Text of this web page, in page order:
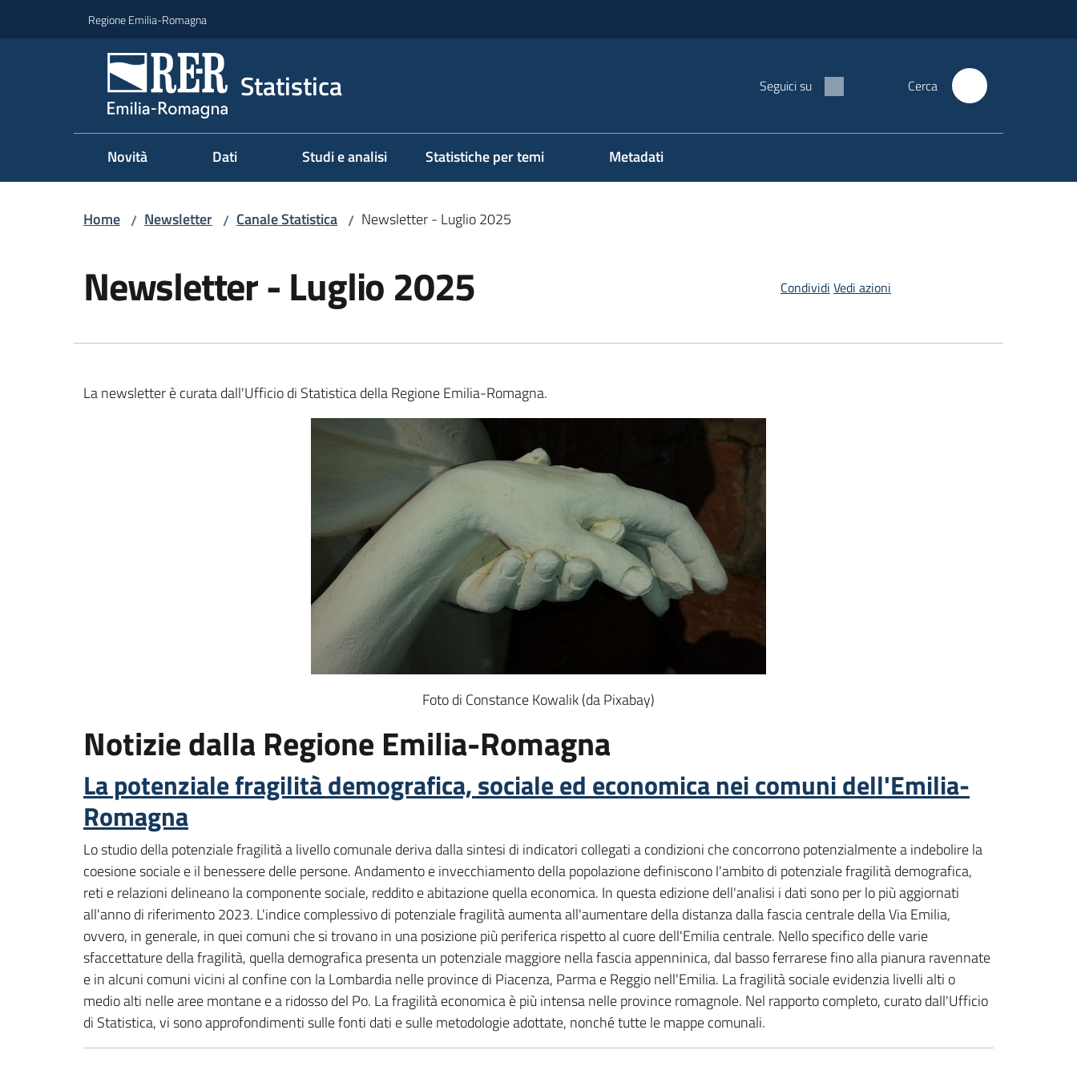
Regione Emilia-Romagna
Statistica Seguici su Cerca
Novità Dati Studi e analisi Statistiche per temi Metadati
Home / Newsletter / Canale Statistica / Newsletter - Luglio 2025
Newsletter - Luglio 2025 Condividi Vedi azioni
La newsletter è curata dall'Ufficio di Statistica della Regione Emilia-Romagna.
Foto di Constance Kowalik (da Pixabay)
Notizie dalla Regione Emilia-Romagna
La potenziale fragilità demografica, sociale ed economica nei comuni dell'Emilia-
Romagna
Lo studio della potenziale fragilità a livello comunale deriva dalla sintesi di indicatori collegati a condizioni che concorrono potenzialmente a indebolire la
coesione sociale e il benessere delle persone. Andamento e invecchiamento della popolazione definiscono l'ambito di potenziale fragilità demografica,
reti e relazioni delineano la componente sociale, reddito e abitazione quella economica. In questa edizione dell'analisi i dati sono per lo più aggiornati
all'anno di riferimento 2023. L'indice complessivo di potenziale fragilità aumenta all'aumentare della distanza dalla fascia centrale della Via Emilia,
ovvero, in generale, in quei comuni che si trovano in una posizione più periferica rispetto al cuore dell'Emilia centrale. Nello specifico delle varie
sfaccettature della fragilità, quella demografica presenta un potenziale maggiore nella fascia appenninica, dal basso ferrarese fino alla pianura ravennate
e in alcuni comuni vicini al confine con la Lombardia nelle province di Piacenza, Parma e Reggio nell'Emilia. La fragilità sociale evidenzia livelli alti o
medio alti nelle aree montane e a ridosso del Po. La fragilità economica è più intensa nelle province romagnole. Nel rapporto completo, curato dall'Ufficio
di Statistica, vi sono approfondimenti sulle fonti dati e sulle metodologie adottate, nonché tutte le mappe comunali.